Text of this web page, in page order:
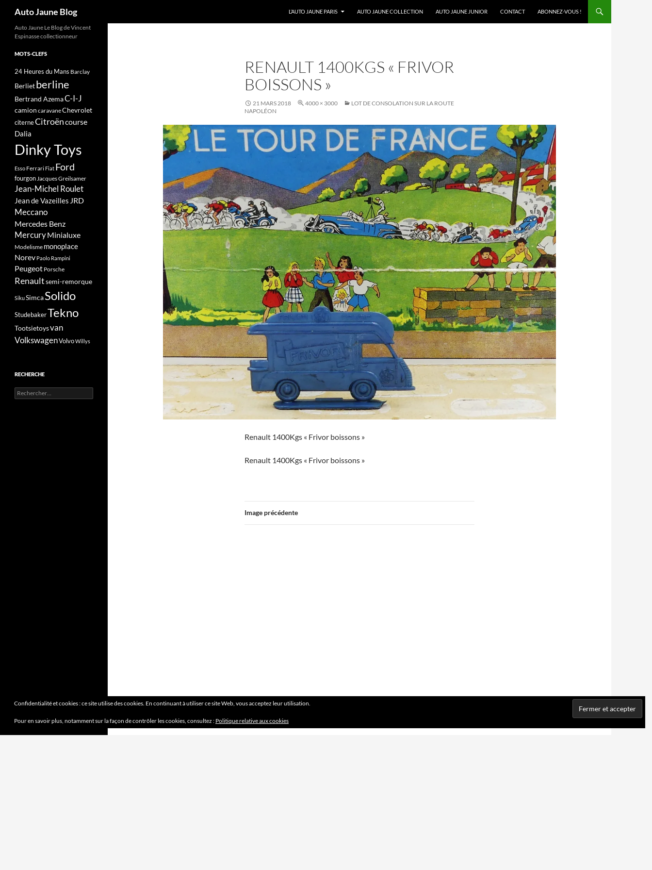
Auto Jaune Blog
L’AUTO JAUNE PARIS
AUTO JAUNE COLLECTION AUTO JAUNE JUNIOR CONTACT ABONNEZ-VOUS !
RENAULT 1400KGS « FRIVOR
BOISSONS »
21 MARS 2018 4000 × 3000
LOT DE CONSOLATION SUR LA ROUTE
NAPOLÉON
Renault 1400Kgs « Frivor boissons »
Renault 1400Kgs « Frivor boissons »
Image précédente
Auto Jaune Le Blog de Vincent
Espinasse collectionneur
MOTS-CLEFS
24 Heures du Mans Barclay
Berlietberline
Bertrand AzemaC-I-J
camion caravaneChevrolet
citerneCitroëncourse
Dalia
Dinky Toys
Esso Ferrari Fiat Ford
fourgonJacques Greilsamer
Jean-Michel Roulet
Jean de Vazeilles JRD
Meccano
Mercedes Benz
MercuryMinialuxe
Modelisme monoplace
Norev Paolo Rampini
Peugeot Porsche
Renaultsemi-remorque
SikuSimcaSolido
StudebakerTekno
Tootsietoysvan
VolkswagenVolvoWillys
RECHERCHE
Rechercher :
Confidentialité et cookies : ce site utilise des cookies. En continuant à utiliser ce site Web, vous acceptez leur utilisation.
Pour en savoir plus, notamment sur la façon de contrôler les cookies, consultez : Politique relative aux cookies